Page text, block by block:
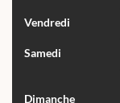
Vendredi
Samedi
Dimanche